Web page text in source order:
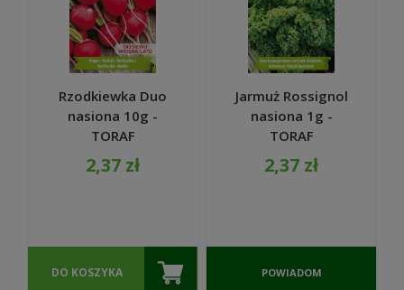
Rzodkiewka Duo
nasiona 10g -
TORAF
2,37 zł
DO KOSZYKA
Jarmuż Rossignol
nasiona 1g -
TORAF
2,37 zł
POWIADOM